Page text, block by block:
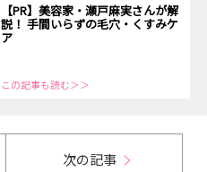
【PR】美容家・瀬戸麻実さんが解
説！ 手間いらずの毛穴・くすみケ
ア
この記事も読む＞＞
次の記事